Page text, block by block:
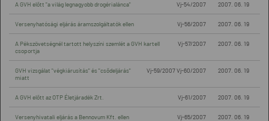
2007. 06. 19
A GVH előtt "a világ legnagyobb drogérialánca" Vj-54/2007
2007. 06. 19
Versenyhatósági eljárás áramszolgáltatók ellen Vj-56/2007
2007. 06. 19
A Pékszövetségnél tartott helyszíni szemlét a GVH kartell
csoportja
Vj-57/2007
2007. 06. 19
GVH vizsgálat "végkiárusítás" és "csődeljárás"
miatt
Vj-59/2007 Vj-60/2007
2007. 06. 19
A GVH előtt az OTP Életjáradék Zrt. Vj-61/2007
2007. 06. 19
Versenyhivatali eljárás a Bennovum Kft. ellen Vj-65/2007